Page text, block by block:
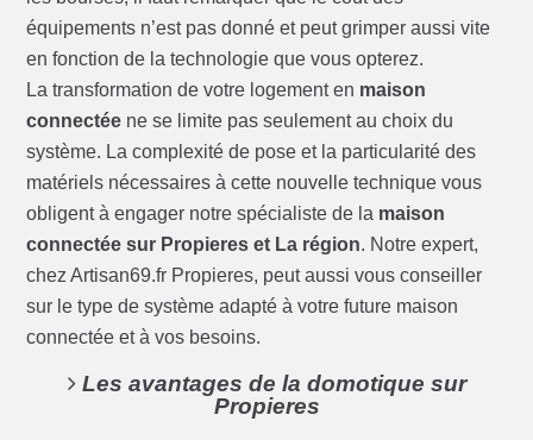
équipements n’est pas donné et peut grimper aussi vite
en fonction de la technologie que vous opterez.
La transformation de votre logement en maison
connectée ne se limite pas seulement au choix du
système. La complexité de pose et la particularité des
matériels nécessaires à cette nouvelle technique vous
obligent à engager notre spécialiste de la maison
connectée sur Propieres et La région. Notre expert,
chez Artisan69.fr Propieres, peut aussi vous conseiller
sur le type de système adapté à votre future maison
connectée et à vos besoins.
Les avantages de la domotique sur
Propieres